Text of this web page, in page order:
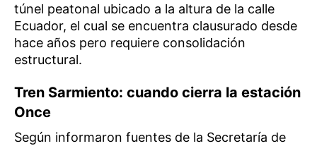
túnel peatonal ubicado a la altura de la calle
Ecuador, el cual se encuentra clausurado desde
hace años pero requiere consolidación
estructural.
Tren Sarmiento: cuando cierra la estación
Once
Según informaron fuentes de la Secretaría de